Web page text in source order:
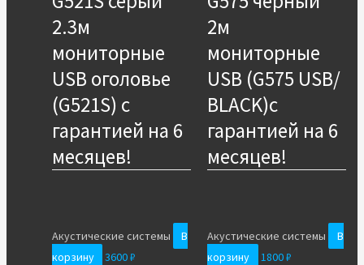
2.3м
мониторные
USB оголовье
(G521S) с
гарантией на 6
месяцев!
2м
мониторные
USB (G575 USB/
BLACK)с
гарантией на 6
месяцев!
Акустические системы
В
корзину
3600₽
Акустические системы
В
корзину
1800₽